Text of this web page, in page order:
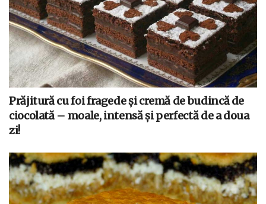
Prăjitură cu foi fragede și cremă de budincă de
ciocolată – moale, intensă și perfectă de a doua
zi!